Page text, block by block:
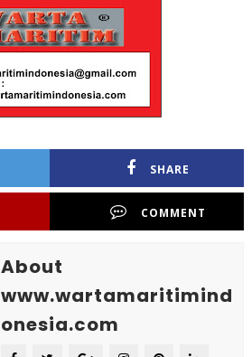
SHARE
COMMENT
About
www.wartamaritimind
onesia.com